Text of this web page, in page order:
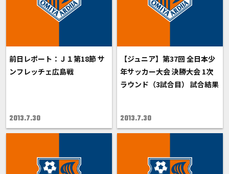
前日レポート：Ｊ１第18節 サ
ンフレッチェ広島戦
2013.7.30
【ジュニア】第37回 全日本少
年サッカー大会 決勝大会 1次
ラウンド（3試合目） 試合結果
2013.7.30